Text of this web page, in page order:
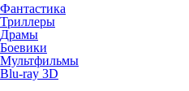
Фантастика
Триллеры
Драмы
Боевики
Мультфильмы
Blu-ray 3D